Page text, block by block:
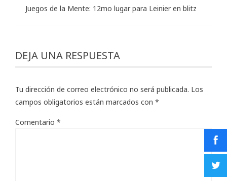
Juegos de la Mente: 12mo lugar para Leinier en blitz
DEJA UNA RESPUESTA
Tu dirección de correo electrónico no será publicada. Los
campos obligatorios están marcados con *
Comentario *